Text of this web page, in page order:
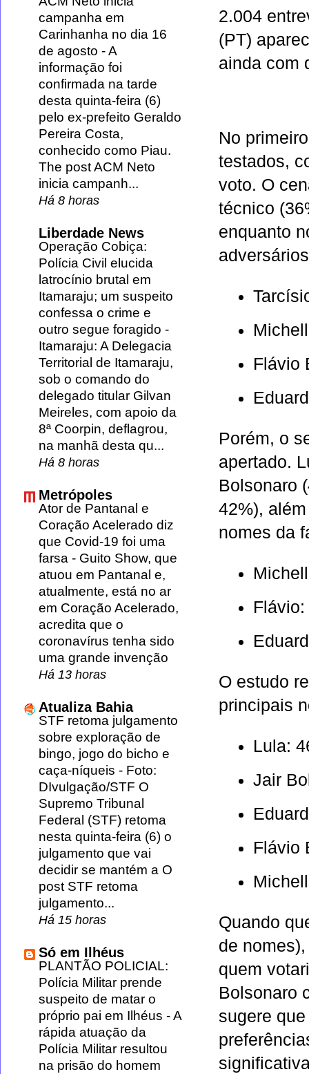
2.004
(PT)
ainda com
No
testados,
voto. O
técnico
enquanto
Flávio
Porém, o
apertado.
Bolsonaro
42%),
nomes da
O estudo
principais
Lula:
Jair
Flávio
Quando
de
quem
Bolsonaro
sugere
campanha em
Carinhanha no dia 16
de agosto -A
informação foi
confirmada na tarde
desta quinta-feira (6)
pelo ex-prefeito Geraldo
Pereira Costa,
conhecido como Piau.
The post ACM Neto
inicia campanh...
Há 8 horas
Liberdade News
Operação Cobiça:
Polícia Civil elucida
latrocínio brutal em
Itamaraju; um suspeito
confessa o crime e
outro segue foragido -
Itamaraju: A Delegacia
Territorial de Itamaraju,
sob o comando do
delegado titular Gilvan
Meireles, com apoio da
8ª Coorpin, deflagrou,
na manhã desta qu...
Há 8 horas
Metrópoles
Ator de Pantanal e
Coração Acelerado diz
que Covid-19 foi uma
farsa - Guito Show, que
atuou em Pantanal e,
atualmente, está no ar
em Coração Acelerado,
acredita que o
coronavírus tenha sido
uma grande invenção
Há 13 horas
Atualiza Bahia
STF retoma julgamento
sobre exploração de
bingo, jogo do bicho e
caça-níqueis - Foto:
DIvulgação/STF O
Supremo Tribunal
Federal (STF) retoma
nesta quinta-feira (6) o
julgamento que vai
decidir se mantém a O
post STF retoma
julgamento...
Há 15 horas
Só em Ilhéus
PLANTÃO POLICIAL:
Polícia Militar prende
suspeito de matar o
próprio pai em Ilhéus -A
rápida atuação da
Polícia Militar resultou
na prisão do homem